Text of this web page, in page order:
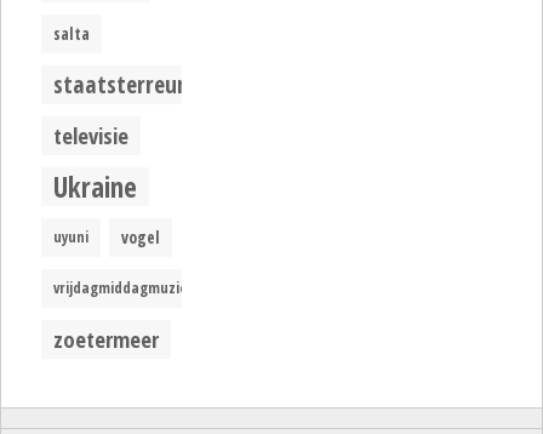
salta
staatsterreur
televisie
Ukraine
uyuni vogel
vrijdagmiddagmuziek
zoetermeer